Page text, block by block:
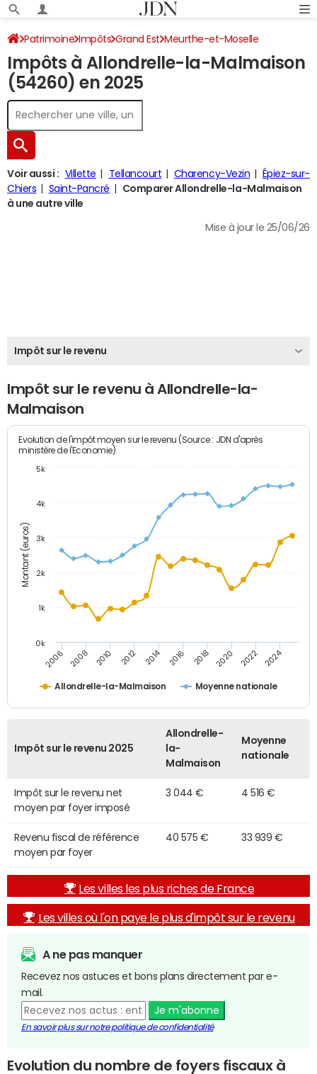
Patrimoine Impôts Grand Est Meurthe-et-Moselle
Allondrelle-la-Malmaison Impôt sur le revenu
Impôts à Allondrelle-la-Malmaison
(54260) en 2025
Voir aussi : Villette Tellancourt Charency-Vezin
Épiez-sur-
Chiers
Saint-Pancré
Comparer Allondrelle-la-Malmaison
à une autre ville
Mise à jour le 25/06/26
Impôt sur le revenu
Impôt sur le revenu à Allondrelle-la-
Malmaison
Montant (euros)
Evolution de l'impôt moyen sur le revenu (Source : JDN d'après
ministère de l'Economie)
Allondrelle-la-Malmaison Moyenne nationale
2006 2008 2010 2012 2014 2016 2018 2020 2022 2024
0k
1k
2k
3k
4k
5k
Impôt sur le revenu 2025
Allondrelle-
la-
Malmaison
Moyenne
nationale
Impôt sur le revenu net
moyen par foyer imposé
3 044 € 4 516 €
Revenu fiscal de référence
moyen par foyer
40 575 € 33 939 €
Les villes les plus riches de France
Les villes où l'on paye le plus d'impôt sur le revenu
A ne pas manquer
Recevez nos astuces et bons plans directement par e-
mail.
Je m'abonne
En savoir plus sur notre politique de confidentialité
Evolution du nombre de foyers fiscaux à